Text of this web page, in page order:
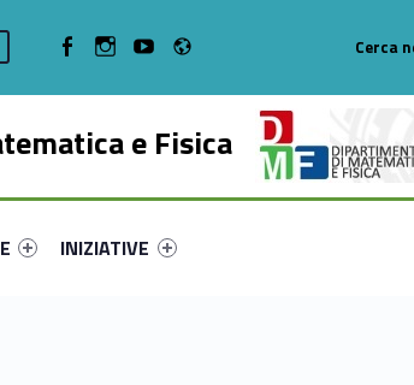
e Fisica
primary-31096-53
Link identifier #link-menu-primary-99896-62
INIZIATIVE
WebMan on FacebookWebMan on Instagram
WebMan on Youtube